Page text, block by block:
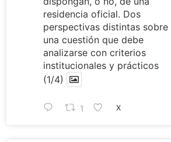
residencia oficial. Dos
perspectivas distintas sobre
una cuestión que debe
analizarse con criterios
institucionales y prácticos
(1/4)
1 X